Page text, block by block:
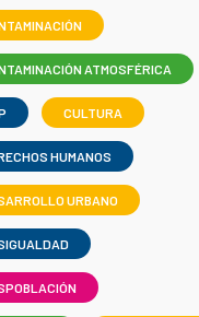
ATMOSFÉRICA
CULTURA
HUMANOS
URBANO